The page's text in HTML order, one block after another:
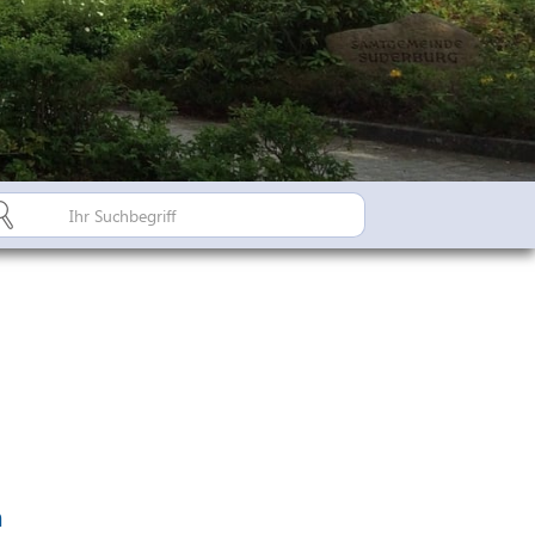
Land
Bürgerinfo A-Z
Dorfregion /
Suderburg - Stahlbachtal